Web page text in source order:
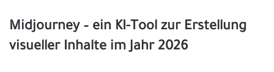
Midjourney – ein KI-Tool zur Erstellung
visueller Inhalte im Jahr 2026